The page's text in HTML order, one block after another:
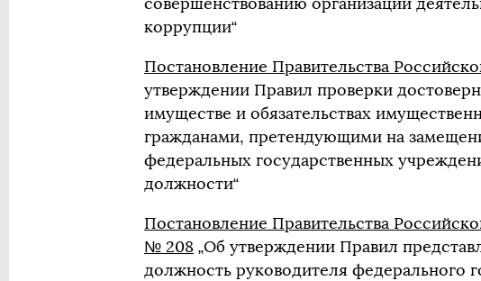
коррупции“
Постановление Правительства
утверждении Правил проверки
имуществе и обязательствах
гражданами, претендующими на
федеральных государственных
должности“
Постановление Правительства
№ 208 „Об утверждении Правил
должность руководителя федерального